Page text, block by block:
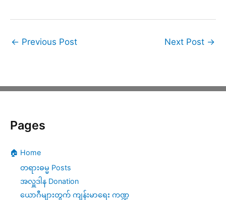
← Previous Post Next Post →
Pages
🏠 Home
တရားဓမ္မ Posts
အလှူဒါန Donation
ယောဂီများတွက် ကျန်းမာရေး ကဏ္ဍ